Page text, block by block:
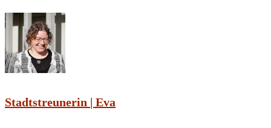
Stadtstreunerin | Eva